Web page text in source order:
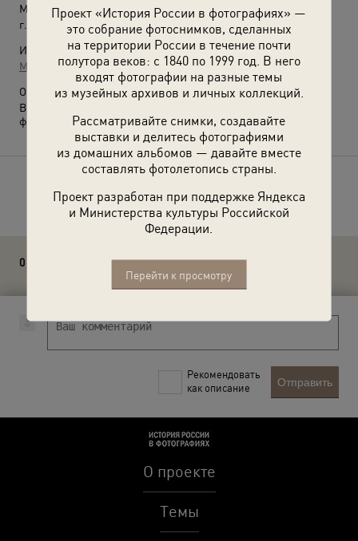
Проект «История России в фотографиях» —
это собрание фотоснимков, сделанных
на территории России в течение почти
полутора веков: с 1840 по 1999 год. В него
входят фотографии на разные темы
из музейных архивов и личных коллекций.
Рассматривайте снимки, создавайте
выставки и делитесь фотографиями
из домашних альбомов — давайте вместе
составлять фотолетопись страны.
Проект разработан при поддержке Яндекса
и Министерства культуры Российской
Федерации.
Перейти к просмотру
Место съемки:
г. Москва
Источники:
МАММ / МДФ
О фотографии:
Выставка
фотографией.
0 комментариев
Рекомендовать
как описание
Отправить
О проекте
Темы